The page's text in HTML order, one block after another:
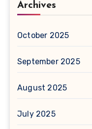
Archives
October 2025
September 2025
August 2025
July 2025